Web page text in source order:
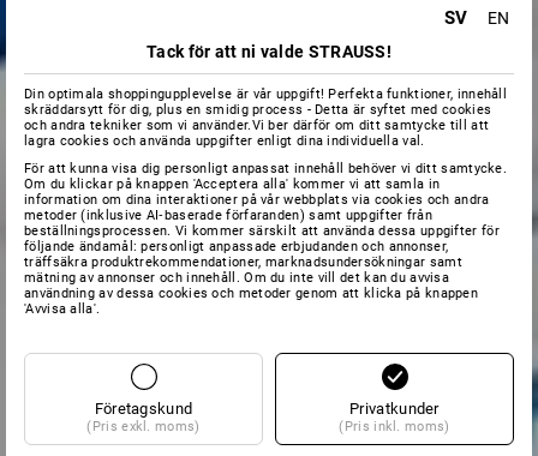
SV
EN
Tack för att ni valde STRAUSS!
Din optimala shoppingupplevelse är vår uppgift! Perfekta funktioner, innehåll
skräddarsytt för dig, plus en smidig process - Detta är syftet med cookies
och andra tekniker som vi använder.Vi ber därför om ditt samtycke till att
lagra cookies och använda uppgifter enligt dina individuella val.
För att kunna visa dig personligt anpassat innehåll behöver vi ditt samtycke.
Om du klickar på knappen 'Acceptera alla' kommer vi att samla in
information om dina interaktioner på vår webbplats via cookies och andra
metoder (inklusive AI‑baserade förfaranden) samt uppgifter från
beställningsprocessen. Vi kommer särskilt att använda dessa uppgifter för
följande ändamål: personligt anpassade erbjudanden och annonser,
träffsäkra produktrekommendationer, marknadsundersökningar samt
mätning av annonser och innehåll. Om du inte vill det kan du avvisa
användning av dessa cookies och metoder genom att klicka på knappen
'Avvisa alla'.
Företagskund
(Pris exkl. moms)
Privatkunder
(Pris inkl. moms)